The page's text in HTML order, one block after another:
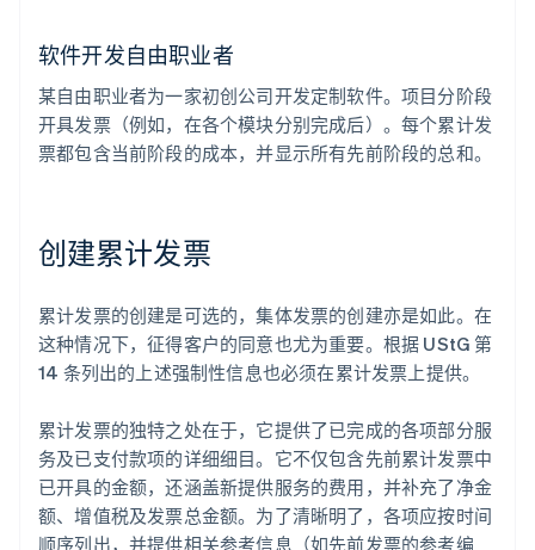
软件开发自由职业者
某自由职业者为一家初创公司开发定制软件。项目分阶段
开具发票（例如，在各个模块分别完成后）。每个累计发
票都包含当前阶段的成本，并显示所有先前阶段的总和。
创建累计发票
累计发票的创建是可选的，集体发票的创建亦是如此。在
这种情况下，征得客户的同意也尤为重要。根据 UStG 第
14 条列出的上述强制性信息也必须在累计发票上提供。
累计发票的独特之处在于，它提供了已完成的各项部分服
务及已支付款项的详细细目。它不仅包含先前累计发票中
已开具的金额，还涵盖新提供服务的费用，并补充了净金
额、增值税及发票总金额。为了清晰明了，各项应按时间
顺序列出，并提供相关参考信息（如先前发票的参考编